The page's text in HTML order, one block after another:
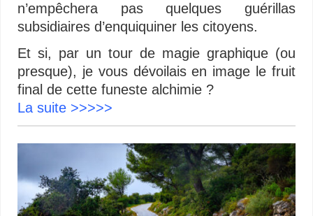
n’empêchera pas quelques guérillas
subsidiaires d’enquiquiner les citoyens.
Et si, par un tour de magie graphique (ou
presque), je vous dévoilais en image le fruit
final de cette funeste alchimie ?
La suite >>>>>